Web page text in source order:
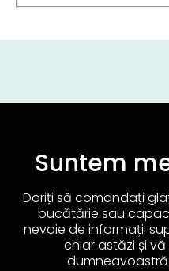
Suntem
Doriți să comandați
bucătărie sau
nevoie de informații
chiar astăzi și